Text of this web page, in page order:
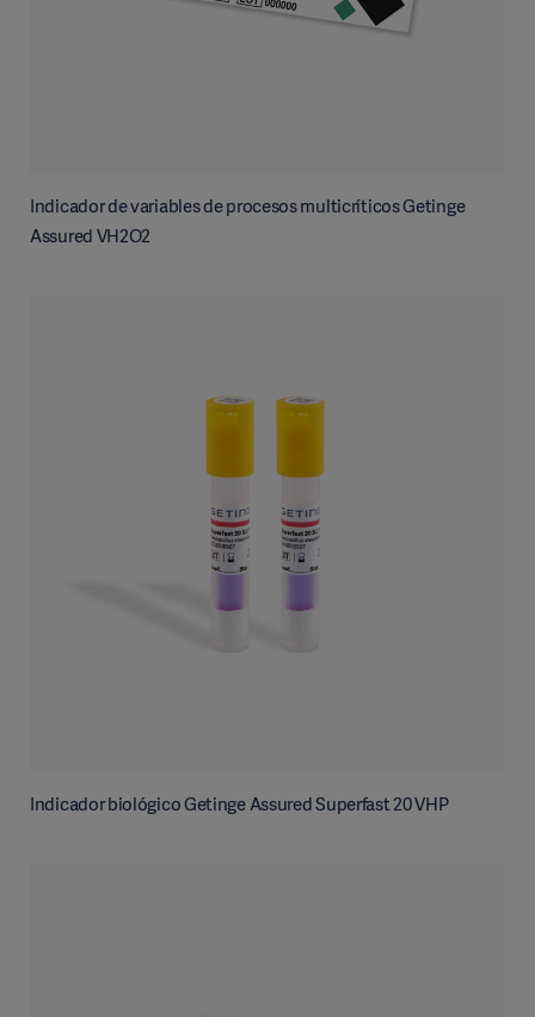
Indicador de variables de procesos multicríticos Getinge
Assured VH2O2
Indicador biológico Getinge Assured Superfast 20 VHP